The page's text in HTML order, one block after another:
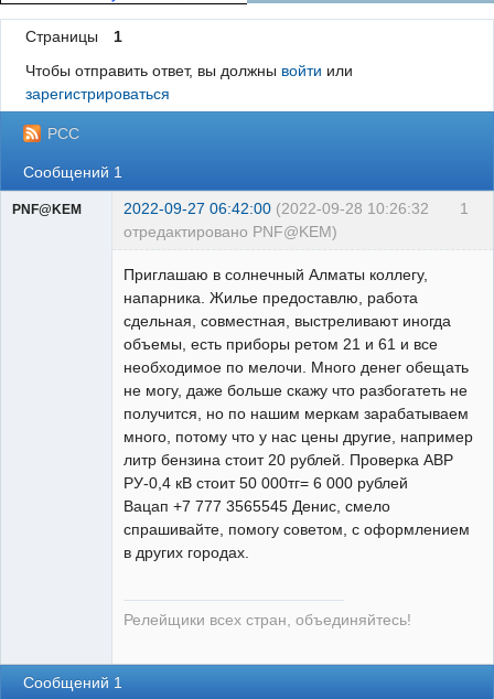
Страницы
1
Чтобы отправить ответ, вы должны войти или
зарегистрироваться
РСС
Сообщений 1
1
PNF@KEM 2022-09-27 06:42:00 (2022-09-28 10:26:32
отредактировано PNF@KEM)
Приглашаю в солнечный Алматы коллегу,
напарника. Жилье предоставлю, работа
сдельная, совместная, выстреливают иногда
объемы, есть приборы ретом 21 и 61 и все
необходимое по мелочи. Много денег обещать
не могу, даже больше скажу что разбогатеть не
получится, но по нашим меркам зарабатываем
много, потому что у нас цены другие, например
литр бензина стоит 20 рублей. Проверка АВР
РУ-0,4 кВ стоит 50 000тг= 6 000 рублей
Вацап +7 777 3565545 Денис, смело
спрашивайте, помогу советом, с оформлением
в других городах.
Релейщики всех стран, объединяйтесь!
Сообщений 1